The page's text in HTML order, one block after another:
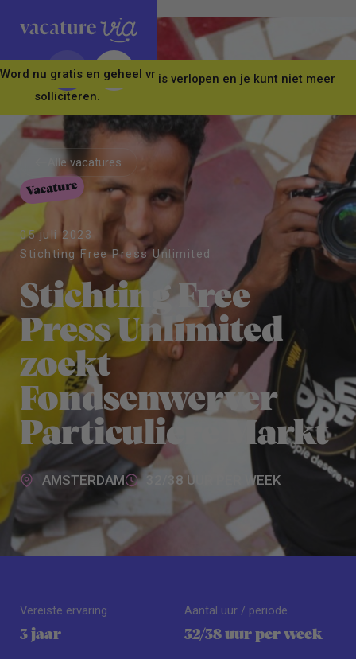
Word nu gratis en geheel vrijblijvend lid van ons Vacature Via
Let op! Deze vacature is verlopen en je kunt niet meer
solliciteren.
Alle vacatures
Alle vacatures
Vacature
05 juli 2023
Stichting Free Press Unlimited
Stichting Free
Press Unlimited
zoekt
Fondsenwerver
Particuliere Markt
AMSTERDAM 32/38 UUR PER WEEK
Vereiste ervaring
3 jaar
Aantal uur / periode
32/38 uur per week